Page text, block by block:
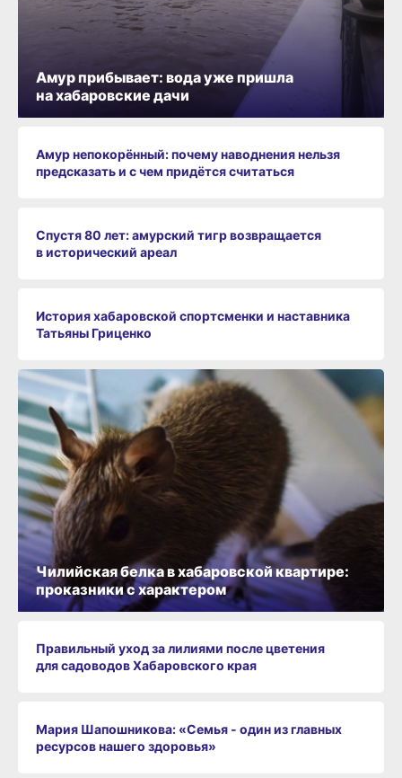
Амур прибывает: вода уже пришла
на хабаровские дачи
Амур непокорённый: почему наводнения нельзя
предсказать и с чем придётся считаться
Спустя 80 лет: амурский тигр возвращается
в исторический ареал
История хабаровской спортсменки и наставника
Татьяны Гриценко
Правильный уход за лилиями после цветения
для садоводов Хабаровского края
Мария Шапошникова: «Семья - один из главных
ресурсов нашего здоровья»
Чилийская белка в хабаровской квартире:
проказники с характером